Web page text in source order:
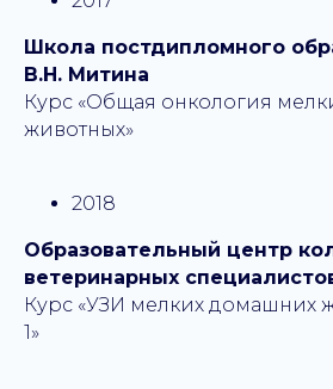
Школа постдипломного
В.Н. Митина
Курс «Общая онкология
животных»
2018
Образовательный центр
ветеринарных
Курс «УЗИ мелких домашних
1»